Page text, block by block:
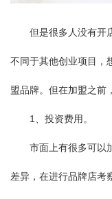
但是很多人没有开
不同于其他创业项目，
盟品牌。但在加盟之前
1、投资费用。
市面上有很多可以
差异，在进行品牌店考